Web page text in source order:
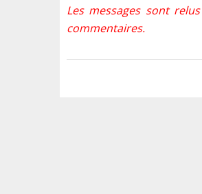
Les messages sont
commentaires.